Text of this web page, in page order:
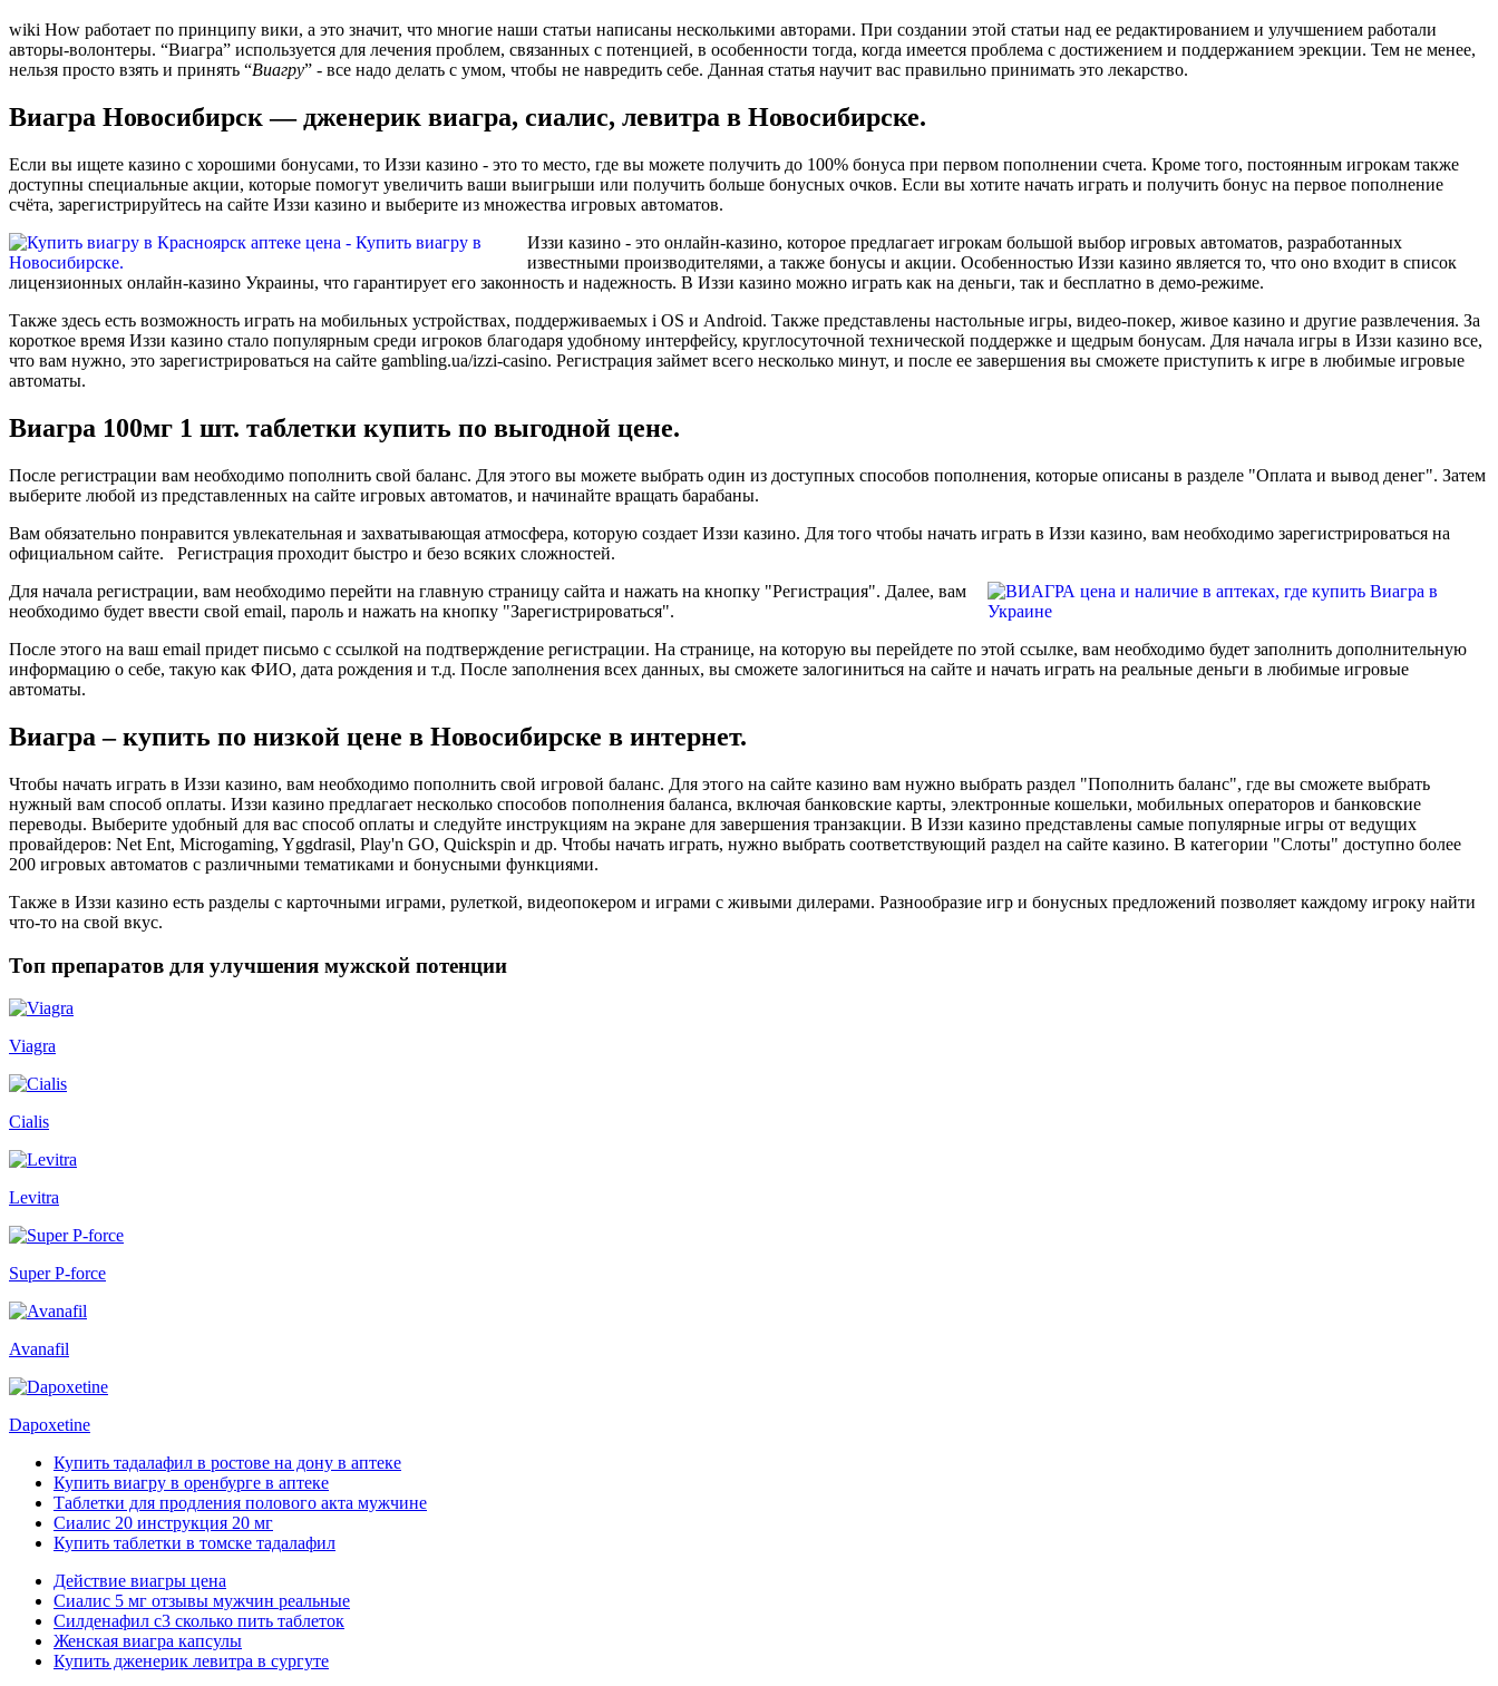
wiki How работает по принципу вики, а это значит, что многие наши статьи написаны несколькими авторами. При создании этой статьи над ее редактированием и улучшением работали
авторы-волонтеры. “Виагра” используется для лечения проблем, связанных с потенцией, в особенности тогда, когда имеется проблема с достижением и поддержанием эрекции. Тем не менее,
нельзя просто взять и принять “Виагру” - все надо делать с умом, чтобы не навредить себе. Данная статья научит вас правильно принимать это лекарство.
Виагра Новосибирск — дженерик виагра, сиалис, левитра в Новосибирске.
Если вы ищете казино с хорошими бонусами, то Иззи казино - это то место, где вы можете получить до 100% бонуса при первом пополнении счета. Кроме того, постоянным игрокам также
доступны специальные акции, которые помогут увеличить ваши выигрыши или получить больше бонусных очков. Если вы хотите начать играть и получить бонус на первое пополнение
счёта, зарегистрируйтесь на сайте Иззи казино и выберите из множества игровых автоматов.
Иззи казино - это онлайн-казино, которое предлагает игрокам большой выбор игровых автоматов, разработанных
известными производителями, а также бонусы и акции. Особенностью Иззи казино является то, что оно входит в список
лицензионных онлайн-казино Украины, что гарантирует его законность и надежность. В Иззи казино можно играть как на деньги, так и бесплатно в демо-режиме.
Также здесь есть возможность играть на мобильных устройствах, поддерживаемых i OS и Android. Также представлены настольные игры, видео-покер, живое казино и другие развлечения. За
короткое время Иззи казино стало популярным среди игроков благодаря удобному интерфейсу, круглосуточной технической поддержке и щедрым бонусам. Для начала игры в Иззи казино все,
что вам нужно, это зарегистрироваться на сайте gambling.ua/izzi-casino. Регистрация займет всего несколько минут, и после ее завершения вы сможете приступить к игре в любимые игровые
автоматы.
Виагра 100мг 1 шт. таблетки купить по выгодной цене.
После регистрации вам необходимо пополнить свой баланс. Для этого вы можете выбрать один из доступных способов пополнения, которые описаны в разделе "Оплата и вывод денег". Затем
выберите любой из представленных на сайте игровых автоматов, и начинайте вращать барабаны.
Вам обязательно понравится увлекательная и захватывающая атмосфера, которую создает Иззи казино. Для того чтобы начать играть в Иззи казино, вам необходимо зарегистрироваться на
официальном сайте. Регистрация проходит быстро и безо всяких сложностей.
Для начала регистрации, вам необходимо перейти на главную страницу сайта и нажать на кнопку "Регистрация". Далее, вам
необходимо будет ввести свой email, пароль и нажать на кнопку "Зарегистрироваться".
После этого на ваш email придет письмо с ссылкой на подтверждение регистрации. На странице, на которую вы перейдете по этой ссылке, вам необходимо будет заполнить дополнительную
информацию о себе, такую как ФИО, дата рождения и т.д. После заполнения всех данных, вы сможете залогиниться на сайте и начать играть на реальные деньги в любимые игровые
автоматы.
Виагра – купить по низкой цене в Новосибирске в интернет.
Чтобы начать играть в Иззи казино, вам необходимо пополнить свой игровой баланс. Для этого на сайте казино вам нужно выбрать раздел "Пополнить баланс", где вы сможете выбрать
нужный вам способ оплаты. Иззи казино предлагает несколько способов пополнения баланса, включая банковские карты, электронные кошельки, мобильных операторов и банковские
переводы. Выберите удобный для вас способ оплаты и следуйте инструкциям на экране для завершения транзакции. В Иззи казино представлены самые популярные игры от ведущих
провайдеров: Net Ent, Microgaming, Yggdrasil, Play'n GO, Quickspin и др. Чтобы начать играть, нужно выбрать соответствующий раздел на сайте казино. В категории "Слоты" доступно более
200 игровых автоматов с различными тематиками и бонусными функциями.
Также в Иззи казино есть разделы с карточными играми, рулеткой, видеопокером и играми с живыми дилерами. Разнообразие игр и бонусных предложений позволяет каждому игроку найти
что-то на свой вкус.
Топ препаратов для улучшения мужской потенции
Viagra
Cialis
Levitra
Super P-force
Avanafil
Dapoxetine
Купить тадалафил в ростове на дону в аптеке
Купить виагру в оренбурге в аптеке
Таблетки для продления полового акта мужчине
Сиалис 20 инструкция 20 мг
Купить таблетки в томске тадалафил
Действие виагры цена
Сиалис 5 мг отзывы мужчин реальные
Силденафил с3 сколько пить таблеток
Женская виагра капсулы
Купить дженерик левитра в сургуте